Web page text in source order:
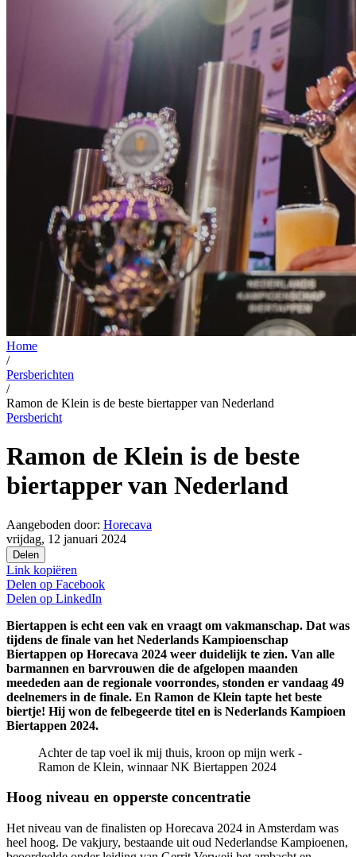
Home
/
Persberichten
/
Ramon de Klein is de beste biertapper van Nederland
Persbericht
Ramon de Klein is de beste
biertapper van Nederland
Aangeboden door: Horecava
vrijdag, 12 januari 2024
Delen
Link kopiëren
Delen op Facebook
Delen op LinkedIn
Biertappen is echt een vak en vraagt om vakmanschap. Dat was
tijdens de finale van het Nederlands Kampioenschap
Biertappen op Horecava 2024 weer duidelijk te zien. Van alle
barmannen en barvrouwen die de afgelopen maanden
meededen aan de regionale voorrondes, stonden er vandaag 49
deelnemers in de finale. En Ramon de Klein tapte het beste
biertje! Hij won de felbegeerde titel en is Nederlands Kampioen
Biertappen 2024.
Achter de tap voel ik mij thuis, kroon op mijn werk -
Ramon de Klein, winnaar NK Biertappen 2024
Hoog niveau en opperste concentratie
Het niveau van de finalisten op Horecava 2024 in Amsterdam was
heel hoog. De vakjury, bestaande uit oud Nederlandse Kampioenen,